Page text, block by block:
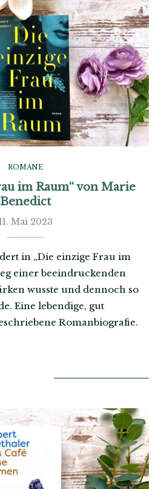
ROMANE
im Raum“ von Marie
Benedict
Mai 2023
in „Die einzige Frau im
einer beeindruckenden
wusste und dennoch so
Eine lebendige, gut
Romanbiografie.